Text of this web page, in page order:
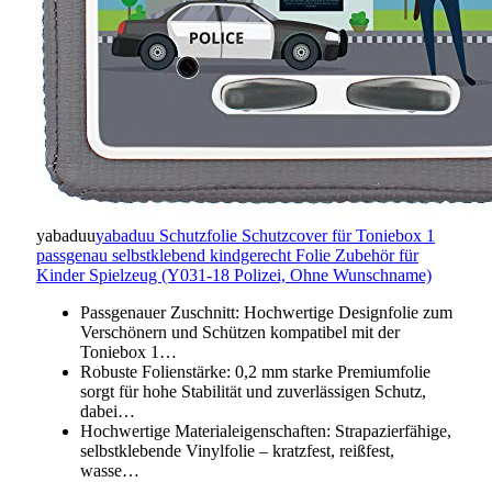
yabaduuyabaduu Schutzfolie Schutzcover für Toniebox 1
passgenau selbstklebend kindgerecht Folie Zubehör für
Kinder Spielzeug (Y031-18 Polizei, Ohne Wunschname)
Passgenauer Zuschnitt: Hochwertige Designfolie zum
Verschönern und Schützen kompatibel mit der
Toniebox 1…
Robuste Folienstärke: 0,2 mm starke Premiumfolie
sorgt für hohe Stabilität und zuverlässigen Schutz,
dabei…
Hochwertige Materialeigenschaften: Strapazierfähige,
selbstklebende Vinylfolie – kratzfest, reißfest,
wasse…